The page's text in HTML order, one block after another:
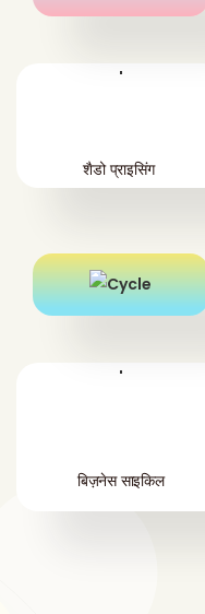
'
शैडो प्राइसिंग
'
बिज़नेस साइकिल